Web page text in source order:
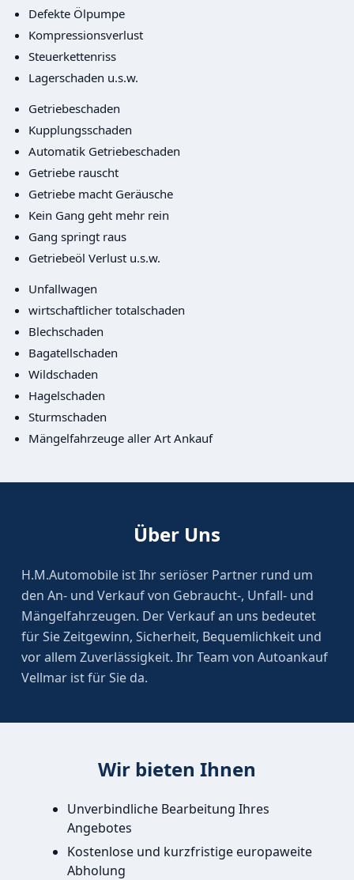
Defekte Ölpumpe
Kompressionsverlust
Steuerkettenriss
Lagerschaden u.s.w.
Getriebeschaden
Kupplungsschaden
Automatik Getriebeschaden
Getriebe rauscht
Getriebe macht Geräusche
Kein Gang geht mehr rein
Gang springt raus
Getriebeöl Verlust u.s.w.
Unfallwagen
wirtschaftlicher totalschaden
Blechschaden
Bagatellschaden
Wildschaden
Hagelschaden
Sturmschaden
Mängelfahrzeuge aller Art Ankauf
Über Uns
H.M.Automobile ist Ihr seriöser Partner rund um
den An- und Verkauf von Gebraucht-, Unfall- und
Mängelfahrzeugen. Der Verkauf an uns bedeutet
für Sie Zeitgewinn, Sicherheit, Bequemlichkeit und
vor allem Zuverlässigkeit. Ihr Team von Autoankauf
Vellmar ist für Sie da.
Wir bieten Ihnen
Unverbindliche Bearbeitung Ihres
Angebotes
Kostenlose und kurzfristige europaweite
Abholung